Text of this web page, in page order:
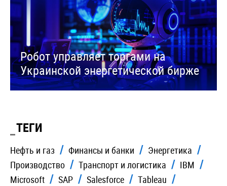
Робот управляет торгами на
Украинской энергетической бирже
ТЕГИ
Нефть и газ Финансы и банки
Энергетика
Производство
Транспорт и логистика
IBM
Microsoft
SAP Salesforce
Tableau